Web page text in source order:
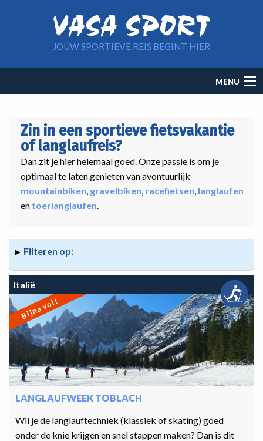
JOUW SPORTIEVE REIS BEGINT HIER
navigation
MENU
Zin in een sportieve fietsvakantie
of langlaufreis?
Dan zit je hier helemaal goed. Onze passie is om je
optimaal te laten genieten van avontuurlijk
mountainbiken, gravelbiken, racefietsen, langlaufen
en toerlanglaufen.
Filteren op:
Italië
Bijna vol!
LANGLAUFWEEK TOBLACH
Wil je de langlauftechniek (klassiek of skating) goed
onder de knie krijgen en snel stappen maken? Dan is dit